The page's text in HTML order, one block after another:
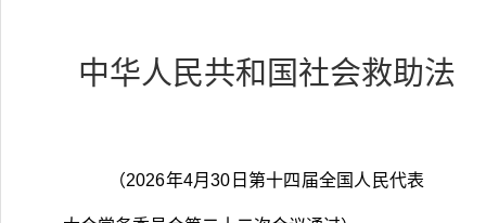
中华人民共和国社会救助法
（2026年4月30 日第十四届全国人民代表